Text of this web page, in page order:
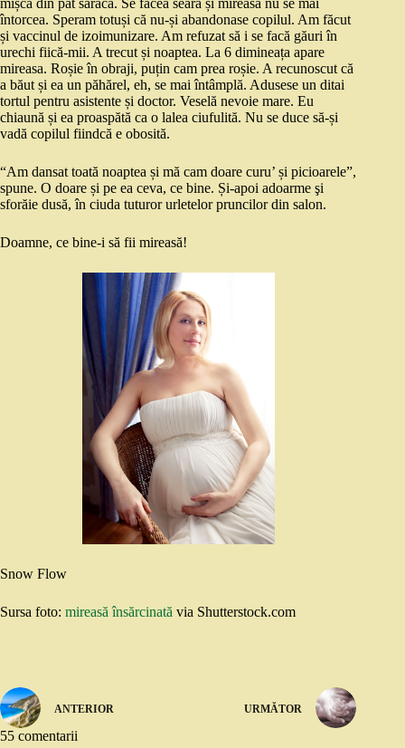
mișca din pat săraca. Se făcea seară și mireasa nu se mai
întorcea. Speram totuși că nu-și abandonase copilul. Am făcut
și vaccinul de izoimunizare. Am refuzat să i se facă găuri în
urechi fiică-mii. A trecut și noaptea. La 6 dimineața apare
mireasa. Roșie în obraji, puțin cam prea roșie. A recunoscut că
a băut și ea un păhărel, eh, se mai întâmplă. Adusese un ditai
tortul pentru asistente și doctor. Veselă nevoie mare. Eu
chiaună și ea proaspătă ca o lalea ciufulită. Nu se duce să-și
vadă copilul fiindcă e obosită.
“Am dansat toată noaptea și mă cam doare curu’ și picioarele”,
spune. O doare și pe ea ceva, ce bine. Și-apoi adoarme şi
sforăie dusă, în ciuda tuturor urletelor pruncilor din salon.
Doamne, ce bine-i să fii mireasă!
Snow Flow
Sursa foto: mireasă însărcinată via Shutterstock.com
ANTERIOR URMĂTOR
55 comentarii